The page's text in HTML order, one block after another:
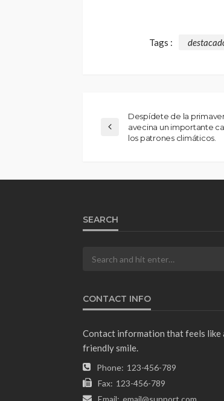
Tags :
Despídete de la
avecina un importante
los patrones climáticos.
SEARCH
CONTACT INFO
Contact information that feels like
friendly smile.
Phone: 123-456-789
Fax: 123-456-789